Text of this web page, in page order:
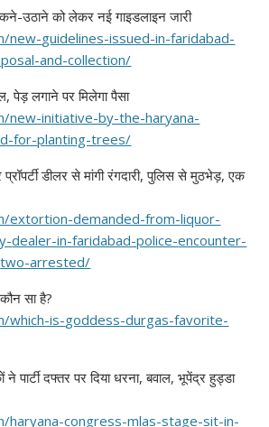
उठाने को लेकर नई गाइडलाइन जारी
new-guidelines-issued-in-faridabad-
and-collection/
पेड़ लगाने पर मिलेगा पैसा
new-initiative-by-the-haryana-
for-planting-trees/
डीलर से मांगी रंगदारी, पुलिस से मुठभेड़, एक
extortion-demanded-from-liquor-
dealer-in-faridabad-police-encounter-
two-arrested/
सा है?
which-is-goddess-durgas-favorite-
ने पार्टी दफ्तर पर दिया धरना, बवाल, भूपेंद्र हुड्डा
haryana-congress-mlas-stage-sit-in-